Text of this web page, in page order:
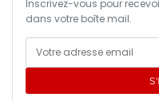
Inscrivez-vous pour
dans votre boîte mail.